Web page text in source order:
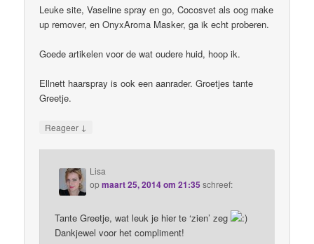
Leuke site, Vaseline spray en go, Cocosvet als oog make
up remover, en OnyxAroma Masker, ga ik echt proberen.
Goede artikelen voor de wat oudere huid, hoop ik.
Ellnett haarspray is ook een aanrader. Groetjes tante
Greetje.
Reageer ↓
Lisa
opmaart 25, 2014 om 21:35 schreef:
Tante Greetje, wat leuk je hier te ‘zien’ zeg
Dankjewel voor het compliment!